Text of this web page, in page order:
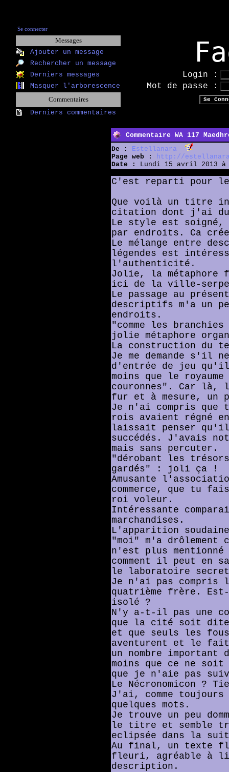
Se connecter
Messages
Ajouter un message
Rechercher un message
Derniers messages
Login :
Masquer l'arborescence Mot de passe :
Commentaires
Derniers commentaires
Commentaire WA 117
De :
Estellanara
Page web :
http://
Date :
Lundi 15 avril 2013 à
C'est reparti pour
Que voilà un titre
citation dont j'ai du
Le style est
par endroits. Ca
Le mélange entre
légendes est
l'authenticité.
Jolie, la
ici de la ville-
Le passage au
descriptifs m'a un
endroits.
"comme les
jolie métaphore
La construction du
Je me demande s'il
d'entrée de jeu
moins que le
couronnes". Car là,
fur et à mesure, un
Je n'ai compris que
rois avaient régné
laissait penser
succédés. J'avais
mais sans percuter.
"dérobant les
gardés" : joli ça !
Amusante
commerce, que tu
roi voleur.
Intéressante
marchandises.
L'apparition
"moi" m'a drôlement
n'est plus mentionné
comment il peut en
le laboratoire
Je n'ai pas compris
quatrième frère.
isolé ?
N'y a-t-il pas une
que la cité soit dite
et que seuls les
aventurent et le
un nombre important
moins que ce ne
que je n'aie pas
Le Nécronomicon ?
J'ai, comme
quelques mots.
Je trouve un peu
le titre et semble
eclipsée dans la
Au final, un texte
fleuri, agréable à
description.